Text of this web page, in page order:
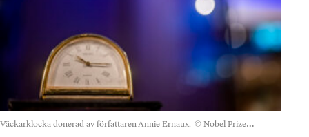
Väckarklocka donerad av författaren Annie Ernaux. © Nobel Prize